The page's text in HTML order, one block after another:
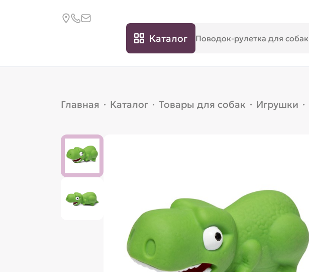
Каталог
Главная · Каталог · Товары для собак · Игрушки ·